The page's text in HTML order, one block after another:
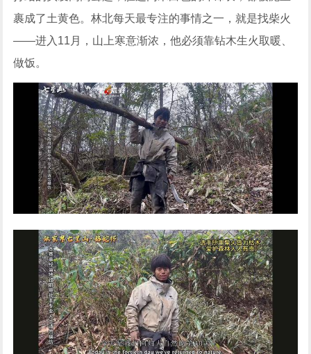
裹成了土黄色。林北每天最专注的事情之一，就是找柴火
——进入11月，山上寒意渐浓，他必须靠钻木生火取暖、
做饭。